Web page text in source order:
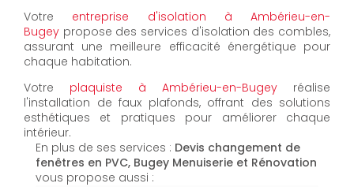
Votre entreprise d'isolation à Ambérieu-en-
Bugey propose des services d'isolation des combles,
assurant une meilleure efficacité énergétique pour
chaque habitation.
Votre plaquiste à Ambérieu-en-Bugey réalise
l'installation de faux plafonds, offrant des solutions
esthétiques et pratiques pour améliorer chaque
intérieur.
En plus de ses services : Devis changement de
fenêtres en PVC, Bugey Menuiserie et Rénovation
vous propose aussi :